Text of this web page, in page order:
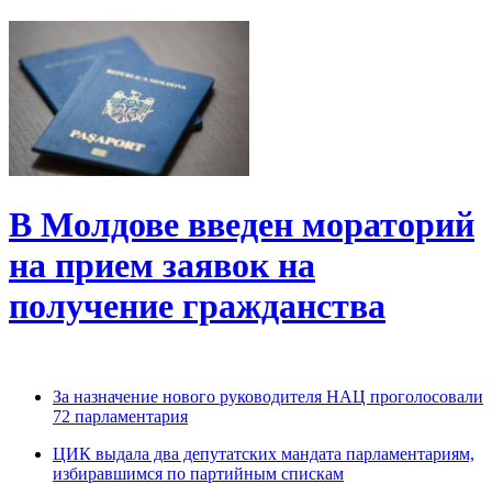
В Молдове введен мораторий
на прием заявок на
получение гражданства
За назначение нового руководителя НАЦ проголосовали
72 парламентария
ЦИК выдала два депутатских мандата парламентариям,
избиравшимся по партийным спискам